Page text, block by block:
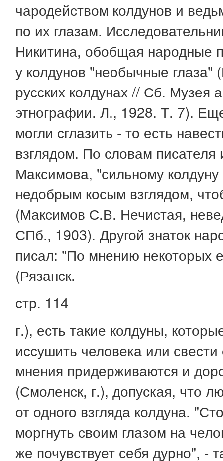
чародейством колдунов и
по их глазам.
Никитина, обобщая народные
у колдунов "необычные
русских колдунах // Сб. Музея
этнографии. Л., 1928. Т. 7).
могли сглазить - то есть
взглядом. По словам
Максимова, "сильному
недобрым косым взглядом,
(Максимов С.В. Нечистая,
СПб., 1903). Другой знаток
писал: "По мнению некоторых
(Рязанск.
стр. 114
г.), есть такие колдуны,
иссушить человека или
мнения придерживаются и
(Смоленск, г.), допуская, что
от одного взгляда колдуна.
моргнуть своим глазом на
же почувствует себя дурно", -